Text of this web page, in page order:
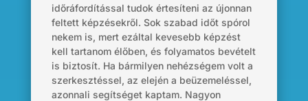
időráfordítással tudok értesíteni az újonnan
feltett képzésekről. Sok szabad időt spórol
nekem is, mert ezáltal kevesebb képzést
kell tartanom élőben, és folyamatos bevételt
is biztosít. Ha bármilyen nehézségem volt a
szerkesztéssel, az elején a beüzemeléssel,
azonnali segítséget kaptam. Nagyon